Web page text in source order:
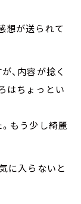
想が送られて
、内容が捻く
はちょっとい
もう少し綺麗
に入らないと